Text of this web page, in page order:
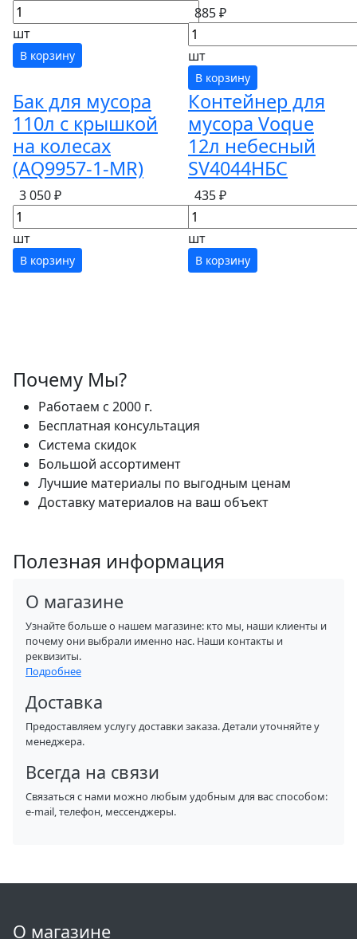
шт
В корзину
885 ₽
шт
В корзину
Бак для мусора
110л с крышкой
на колесах
(АQ9957-1-МR)
3 050 ₽
шт
В корзину
Контейнер для
мусора Voque
12л небесный
SV4044НБС
435 ₽
шт
В корзину
Почему Мы?
Работаем с 2000 г.
Бесплатная консультация
Система скидок
Большой ассортимент
Лучшие материалы по выгодным ценам
Доставку материалов на ваш объект
Полезная информация
О магазине
Узнайте больше о нашем магазине: кто мы, наши клиенты и
почему они выбрали именно нас. Наши контакты и
реквизиты.
Подробнее
Доставка
Предоставляем услугу доставки заказа. Детали уточняйте у
менеджера.
Всегда на связи
Связаться с нами можно любым удобным для вас способом:
e-mail, телефон, мессенджеры.
О магазине